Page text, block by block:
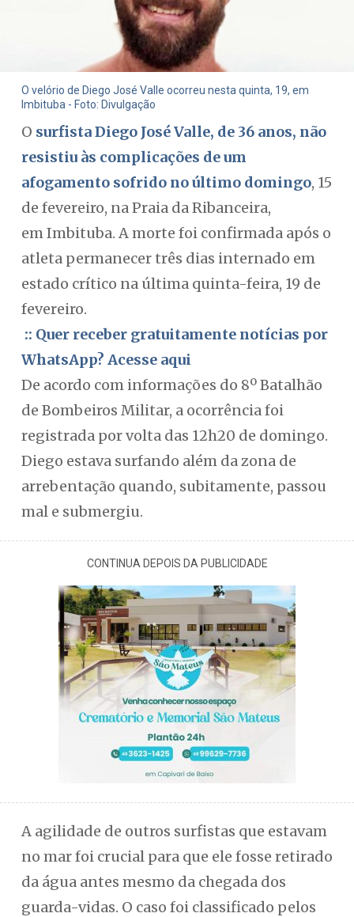
O velório de Diego José Valle ocorreu nesta quinta, 19, em
Imbituba - Foto: Divulgação
O surfista Diego José Valle, de 36 anos, não
resistiu às complicações de um
afogamento sofrido no último domingo, 15
de fevereiro, na Praia da Ribanceira,
em Imbituba. A morte foi confirmada após o
atleta permanecer três dias internado em
estado crítico na última quinta-feira, 19 de
fevereiro.
:: Quer receber gratuitamente notícias por
WhatsApp? Acesse aqui
De acordo com informações do 8º Batalhão
de Bombeiros Militar, a ocorrência foi
registrada por volta das 12h20 de domingo.
Diego estava surfando além da zona de
arrebentação quando, subitamente, passou
mal e submergiu.
CONTINUA DEPOIS DA PUBLICIDADE
A agilidade de outros surfistas que estavam
no mar foi crucial para que ele fosse retirado
da água antes mesmo da chegada dos
guarda-vidas. O caso foi classificado pelos